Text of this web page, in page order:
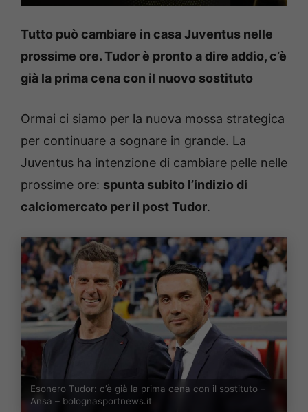
Tutto può cambiare in casa Juventus nelle
prossime ore. Tudor è pronto a dire addio, c’è
già la prima cena con il nuovo sostituto
Ormai ci siamo per la nuova mossa strategica
per continuare a sognare in grande. La
Juventus ha intenzione di cambiare pelle nelle
prossime ore: spunta subito l’indizio di
calciomercato per il post Tudor.
Esonero Tudor: c’è già la prima cena con il sostituto –
Ansa – bolognasportnews.it